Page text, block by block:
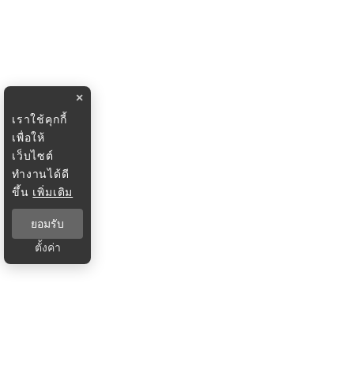
×
เราใช้คุกกี้
เพื่อให้
เว็บไซต์
ทำงานได้ดี
ขึ้น เพิ่มเติม
ยอมรับ
ตั้งค่า